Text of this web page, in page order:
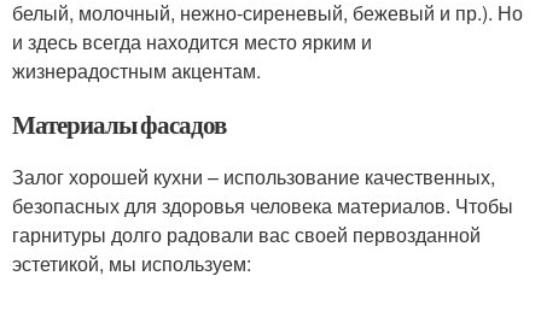
белый, молочный, нежно-сиреневый, бежевый и пр.). Но
и здесь всегда находится место ярким и
жизнерадостным акцентам.
Материалы фасадов
Залог хорошей кухни – использование качественных,
безопасных для здоровья человека материалов. Чтобы
гарнитуры долго радовали вас своей первозданной
эстетикой, мы используем: